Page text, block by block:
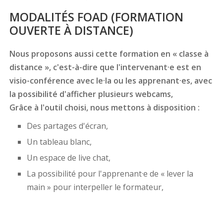
MODALITÉS FOAD (FORMATION
OUVERTE À DISTANCE)
Nous proposons aussi cette formation en « classe à
distance », c'est-à-dire que l'intervenant·e est en
visio-conférence avec le·la ou les apprenant·es, avec
la possibilité d'afficher plusieurs webcams,
Grâce à l'outil choisi, nous mettons à disposition :
Des partages d'écran,
Un tableau blanc,
Un espace de live chat,
La possibilité pour l'apprenant·e de « lever la
main » pour interpeller le formateur,